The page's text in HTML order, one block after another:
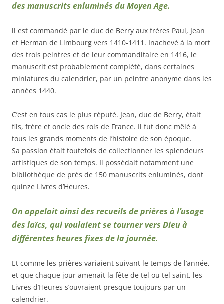
des manuscrits enluminés du Moyen Age.
ll est commandé par le duc de Berry aux frères Paul, Jean
et Herman de Limbourg vers 1410-1411. Inachevé à la mort
des trois peintres et de leur commanditaire en 1416, le
manuscrit est probablement complété, dans certaines
miniatures du calendrier, par un peintre anonyme dans les
années 1440.
C’est en tous cas le plus réputé. Jean, duc de Berry, était
fils, frère et oncle des rois de France. Il fut donc mêlé à
tous les grands moments de l’histoire de son époque.
Sa passion était toutefois de collectionner les splendeurs
artistiques de son temps. Il possédait notamment une
bibliothèque de près de 150 manuscrits enluminés, dont
quinze Livres d’Heures.
On appelait ainsi des recueils de prières à l’usage
des laïcs, qui voulaient se tourner vers Dieu à
différentes heures fixes de la journée.
Et comme les prières variaient suivant le temps de l’année,
et que chaque jour amenait la fête de tel ou tel saint, les
Livres d’Heures s’ouvraient presque toujours par un
calendrier.